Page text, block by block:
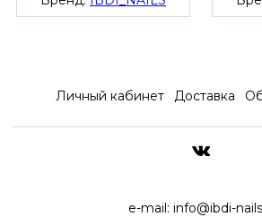
Личный кабинет Доставка
e-mail: info@ibdi-